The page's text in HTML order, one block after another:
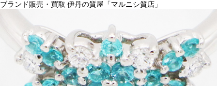
ブランド販売・買取 伊丹の質屋「マルニシ質店」